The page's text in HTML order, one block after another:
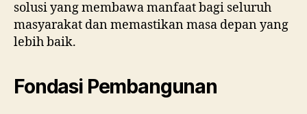
solusi yang membawa manfaat bagi seluruh
masyarakat dan memastikan masa depan yang
lebih baik.
Fondasi Pembangunan